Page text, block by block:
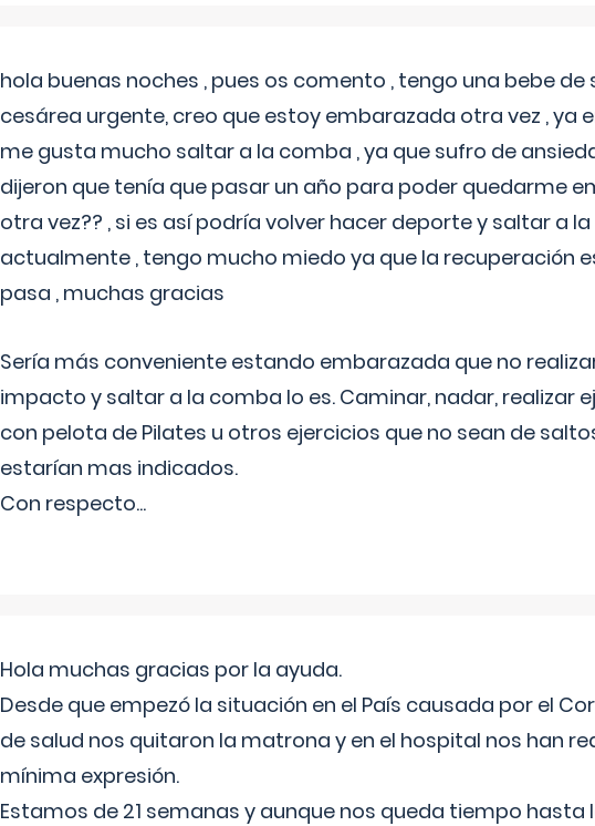
hola buenas noches , pues os comento , tengo una bebe de
cesárea urgente, creo que estoy embarazada otra vez , ya
me gusta mucho saltar a la comba , ya que sufro de
dijeron que tenía que pasar un año para poder quedarme
otra vez?? , si es así podría volver hacer deporte y saltar a
actualmente , tengo mucho miedo ya que la recuperación
pasa , muchas gracias
Sería más conveniente estando embarazada que no
impacto y saltar a la comba lo es. Caminar, nadar, realizar
con pelota de Pilates u otros ejercicios que no sean de
estarían mas indicados.
Con respecto...
Hola muchas gracias por la ayuda.
Desde que empezó la situación en el País causada por el
de salud nos quitaron la matrona y en el hospital nos han
mínima expresión.
Estamos de 21 semanas y aunque nos queda tiempo hasta